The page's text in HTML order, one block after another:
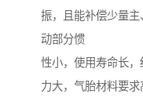
振，且能补偿少量
动部分惯
性小，使用寿命长
力大，气胎材料要